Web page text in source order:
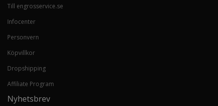
Till engrosservice.se
Infocenter
Personvern
Köpvillkor
Dropshipping
Affiliate Program
Nyhetsbrev